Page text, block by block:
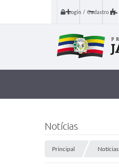
Login / Cadastro
Notícias
Principal Notícias